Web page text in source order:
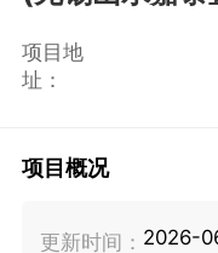
项目地
址：
项目概况
更新时间： 2026-